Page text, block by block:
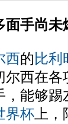
面手尚未
西的 比利
尔西在
，能够
界杯 上